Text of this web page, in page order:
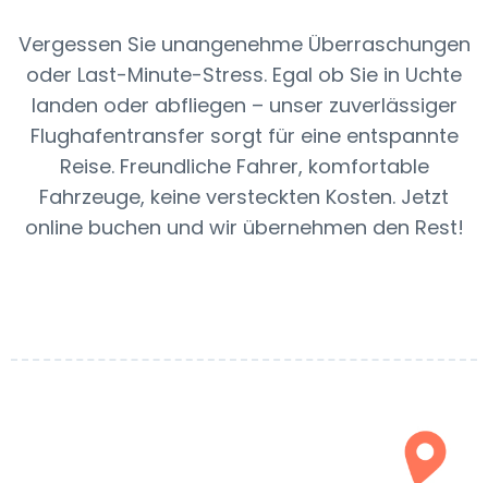
Vergessen Sie unangenehme Überraschungen
oder Last-Minute-Stress. Egal ob Sie in Uchte
landen oder abfliegen – unser zuverlässiger
Flughafentransfer sorgt für eine entspannte
Reise. Freundliche Fahrer, komfortable
Fahrzeuge, keine versteckten Kosten. Jetzt
online buchen und wir übernehmen den Rest!